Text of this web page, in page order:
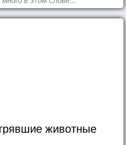
животные